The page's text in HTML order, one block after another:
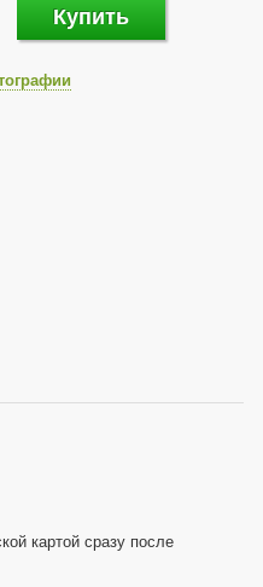
Купить
картой сразу после